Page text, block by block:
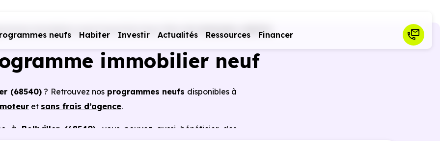
neufs Habiter Investir Actualités Ressources Financer
immobiliers neufs Grand Est Haut-Rhin (68) Bollwiller (68540)
immobilier neuf
(68540)? Retrouvez nos programmes neufs disponibles à
et sans frais d’agence.
à Bollwiller (68540) , vous pouvez aussi bénéficier des